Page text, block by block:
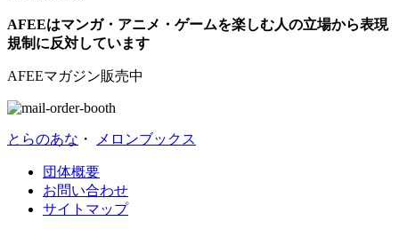
AFEEはマンガ・アニメ・ゲームを楽しむ人の立場から表現
規制に反対しています
AFEEマガジン販売中
とらのあな ・ メロンブックス
団体概要
お問い合わせ
サイトマップ